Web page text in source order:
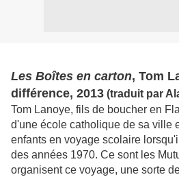
Les Boîtes en carton, Tom
différence, 2013 (traduit par
Tom Lanoye, fils de boucher en
d'une école catholique de sa ville
enfants en voyage scolaire
des années 1970. Ce sont les
organisent ce voyage, une sorte